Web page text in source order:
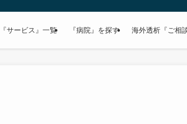
『サービス』一覧 『病院』を探す 海外透析『ご相